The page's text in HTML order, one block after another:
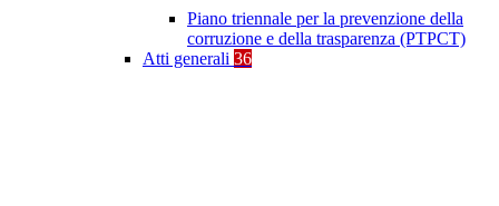
Piano triennale per la prevenzione della
corruzione e della trasparenza (PTPCT)
Atti generali 36